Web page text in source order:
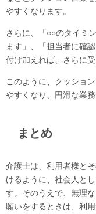
やすくなります。
さらに、「○○のタイミ
ます」、「担当者に確
付け加えれば、さらに
このように、クッショ
やすくなり、円滑な業
まとめ
介護士は、利用者様と
けるように、社会人と
す。そのうえで、無理
願いをするときは、利